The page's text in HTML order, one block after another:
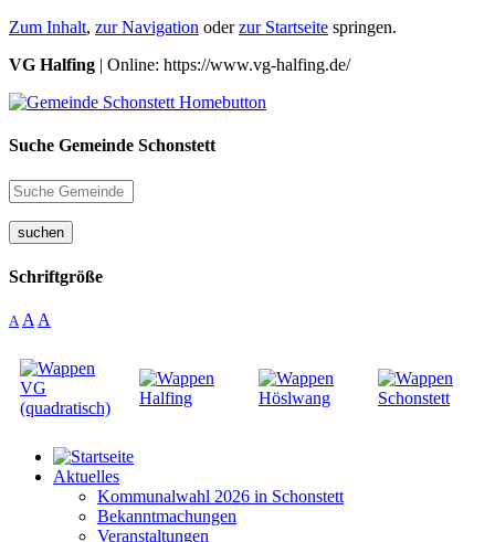
Zum Inhalt, zur Navigation oderzur Startseite springen.
VG Halfing | Online: https://www.vg-halfing.de/
Suche Gemeinde Schonstett
suchen
Schriftgröße
A A A
Aktuelles
Kommunalwahl 2026 in Schonstett
Bekanntmachungen
Veranstaltungen